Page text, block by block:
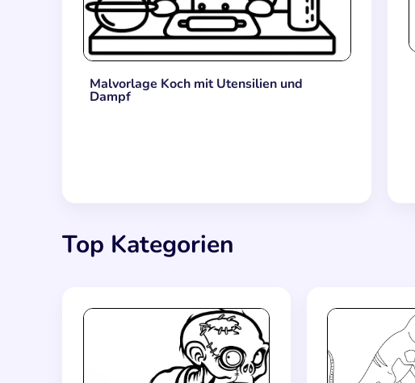
Malvorlage Koch mit Utensilien und
Dampf
Top Kategorien